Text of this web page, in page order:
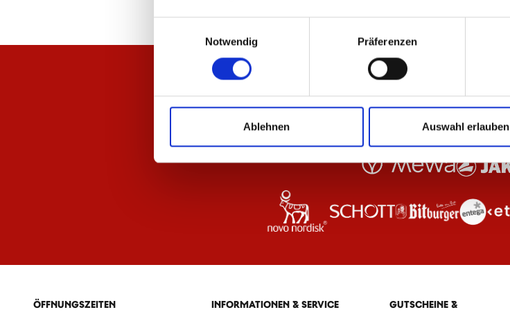
Notwendig
Präferenzen
Ablehnen Auswahl erlauben
ÖFFNUNGSZEITEN INFORMATIONEN & SERVICE
GUTSCHEINE &